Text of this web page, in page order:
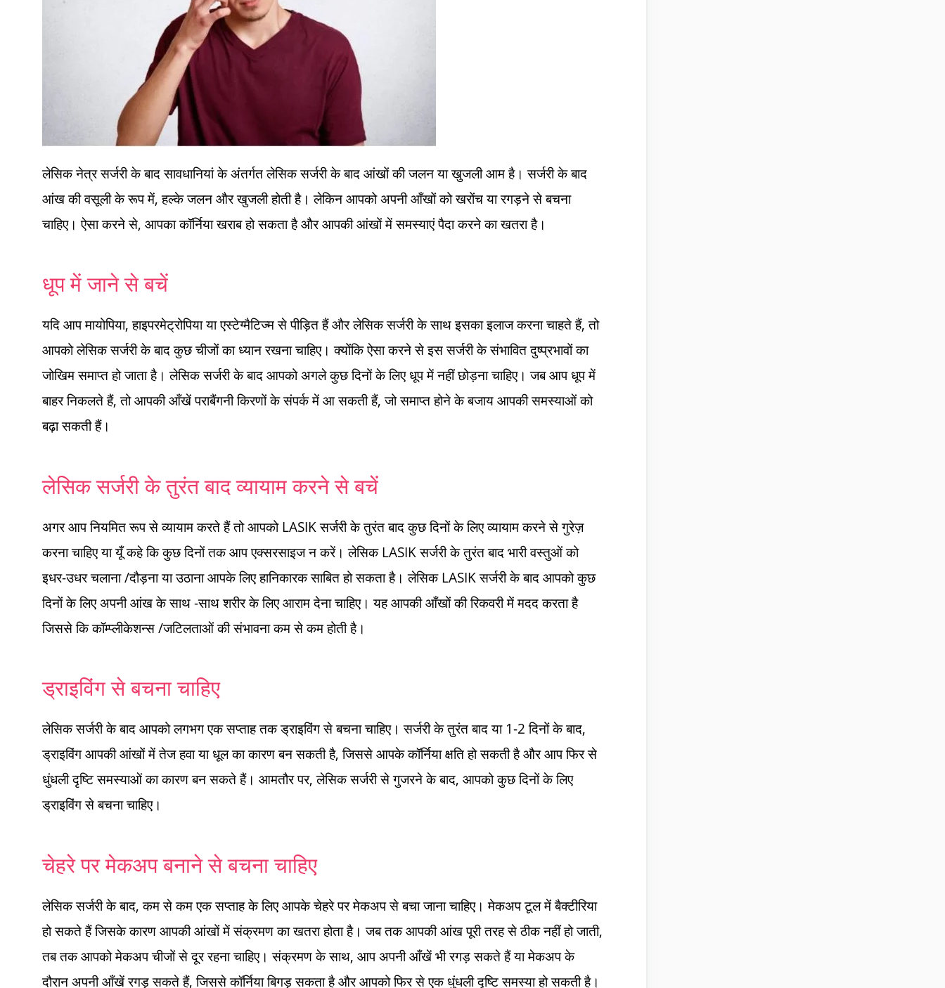
लेसिक नेत्र सर्जरी के बाद सावधानियां के अंतर्गत लेसिक सर्जरी के बाद आंखों की जलन या खुजली आम है। सर्जरी के बाद
आंख की वसूली के रूप में, हल्के जलन और खुजली होती है। लेकिन आपको अपनी आँखों को खरोंच या रगड़ने से बचना
चाहिए। ऐसा करने से, आपका कॉर्निया खराब हो सकता है और आपकी आंखों में समस्याएं पैदा करने का खतरा है।
धूप में जाने से बचें
यदि आप मायोपिया, हाइपरमेट्रोपिया या एस्टेग्मैटिज्म से पीड़ित हैं और लेसिक सर्जरी के साथ इसका इलाज करना चाहते हैं, तो
आपको लेसिक सर्जरी के बाद कुछ चीजों का ध्यान रखना चाहिए। क्योंकि ऐसा करने से इस सर्जरी के संभावित दुष्प्रभावों का
जोखिम समाप्त हो जाता है। लेसिक सर्जरी के बाद आपको अगले कुछ दिनों के लिए धूप में नहीं छोड़ना चाहिए। जब आप धूप में
बाहर निकलते हैं, तो आपकी आँखें पराबैंगनी किरणों के संपर्क में आ सकती हैं, जो समाप्त होने के बजाय आपकी समस्याओं को
बढ़ा सकती हैं।
लेसिक सर्जरी के तुरंत बाद व्यायाम करने से बचें
अगर आप नियमित रूप से व्यायाम करते हैं तो आपको LASIK सर्जरी के तुरंत बाद कुछ दिनों के लिए व्यायाम करने से गुरेज़
करना चाहिए या यूँ कहे कि कुछ दिनों तक आप एक्सरसाइज न करें। लेसिक LASIK सर्जरी के तुरंत बाद भारी वस्तुओं को
इधर-उधर चलाना /दौड़ना या उठाना आपके लिए हानिकारक साबित हो सकता है। लेसिक LASIK सर्जरी के बाद आपको कुछ
दिनों के लिए अपनी आंख के साथ -साथ शरीर के लिए आराम देना चाहिए। यह आपकी आँखों की रिकवरी में मदद करता है
जिससे कि कॉम्प्लीकेशन्स /जटिलताओं की संभावना कम से कम होती है।
ड्राइविंग से बचना चाहिए
लेसिक सर्जरी के बाद आपको लगभग एक सप्ताह तक ड्राइविंग से बचना चाहिए। सर्जरी के तुरंत बाद या 1-2 दिनों के बाद,
ड्राइविंग आपकी आंखों में तेज हवा या धूल का कारण बन सकती है, जिससे आपके कॉर्निया क्षति हो सकती है और आप फिर से
धुंधली दृष्टि समस्याओं का कारण बन सकते हैं। आमतौर पर, लेसिक सर्जरी से गुजरने के बाद, आपको कुछ दिनों के लिए
ड्राइविंग से बचना चाहिए।
चेहरे पर मेकअप बनाने से बचना चाहिए
लेसिक सर्जरी के बाद, कम से कम एक सप्ताह के लिए आपके चेहरे पर मेकअप से बचा जाना चाहिए। मेकअप टूल में बैक्टीरिया
हो सकते हैं जिसके कारण आपकी आंखों में संक्रमण का खतरा होता है। जब तक आपकी आंख पूरी तरह से ठीक नहीं हो जाती,
तब तक आपको मेकअप चीजों से दूर रहना चाहिए। संक्रमण के साथ, आप अपनी आँखें भी रगड़ सकते हैं या मेकअप के
दौरान अपनी आँखें रगड़ सकते हैं, जिससे कॉर्निया बिगड़ सकता है और आपको फिर से एक धुंधली दृष्टि समस्या हो सकती है।